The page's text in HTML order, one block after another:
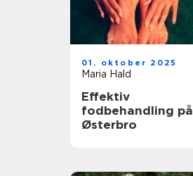
01. oktober 2025
Maria Hald
Effektiv
fodbehandling på
Østerbro